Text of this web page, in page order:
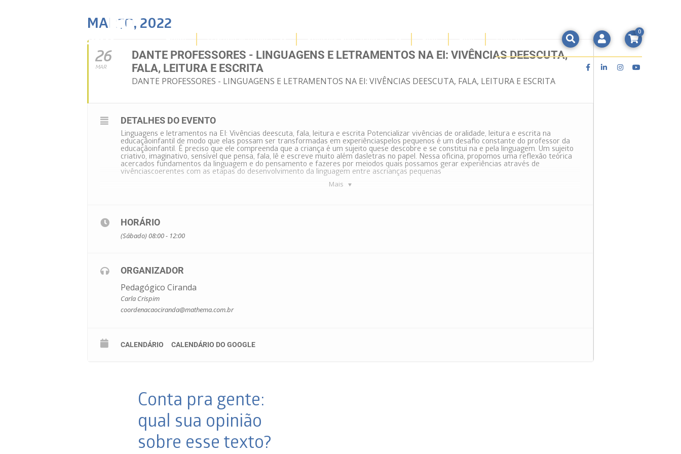
0
MARÇO, 2022
26
MAR
DANTE PROFESSORES - LINGUAGENS E LETRAMENTOS NA EI: VIVÊNCIAS DEESCUTA,
FALA, LEITURA E ESCRITA
DANTE PROFESSORES - LINGUAGENS E LETRAMENTOS NA EI: VIVÊNCIAS DEESCUTA, FALA, LEITURA E ESCRITA
Mais
DETALHES DO EVENTO
Linguagens e letramentos na EI: Vivências deescuta, fala, leitura e escrita Potencializar vivências de oralidade, leitura e escrita na
educaçãoinfantil de modo que elas possam ser transformadas em experiênciaspelos pequenos é um desafio constante do professor da
educaçãoinfantil. É preciso que ele compreenda que a criança é um sujeito quese descobre e se constitui na e pela linguagem. Um sujeito
criativo, imaginativo, sensível que pensa, fala, lê e escreve muito além dasletras no papel. Nessa oficina, propomos uma reflexão teórica
acercados fundamentos da linguagem e do pensamento e fazeres por meiodos quais possamos gerar experiências através de
vivênciascoerentes com as etapas do desenvolvimento da linguagem entre ascrianças pequenas
HORÁRIO
(Sábado) 08:00 - 12:00
ORGANIZADOR
Pedagógico Ciranda
Carla Crispim
coordenacaociranda@mathema.com.br
CALENDÁRIO CALENDÁRIO DO GOOGLE
Conta pra gente:
qual sua opinião
sobre esse texto?